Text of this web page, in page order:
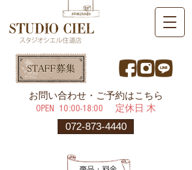
072-873-4440
​お問い合わせ・ご予約はこちら
OPEN ​10:00-18:00 定休日 木